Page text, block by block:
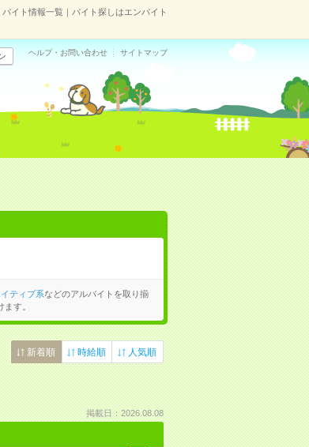
イト情報一覧｜バイト探しはエンバイト
ヘルプ・お問い合わせ サイトマップ
ティブ系などのアルバイトを取り揃
す。
新着順 時給順 人気順
掲載日：2026.08.08